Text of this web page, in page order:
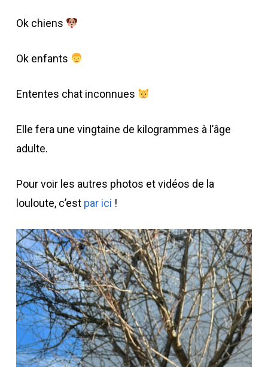
Ok chiens
Ok enfants
Ententes chat inconnues
Elle fera une vingtaine de kilogrammes à l’âge
adulte.
Pour voir les autres photos et vidéos de la
louloute, c’est par ici !